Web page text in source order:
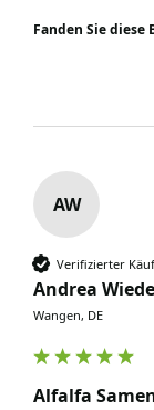
Fanden Sie
AW
Verifizierter
Andrea
Wangen, DE
Alfalfa